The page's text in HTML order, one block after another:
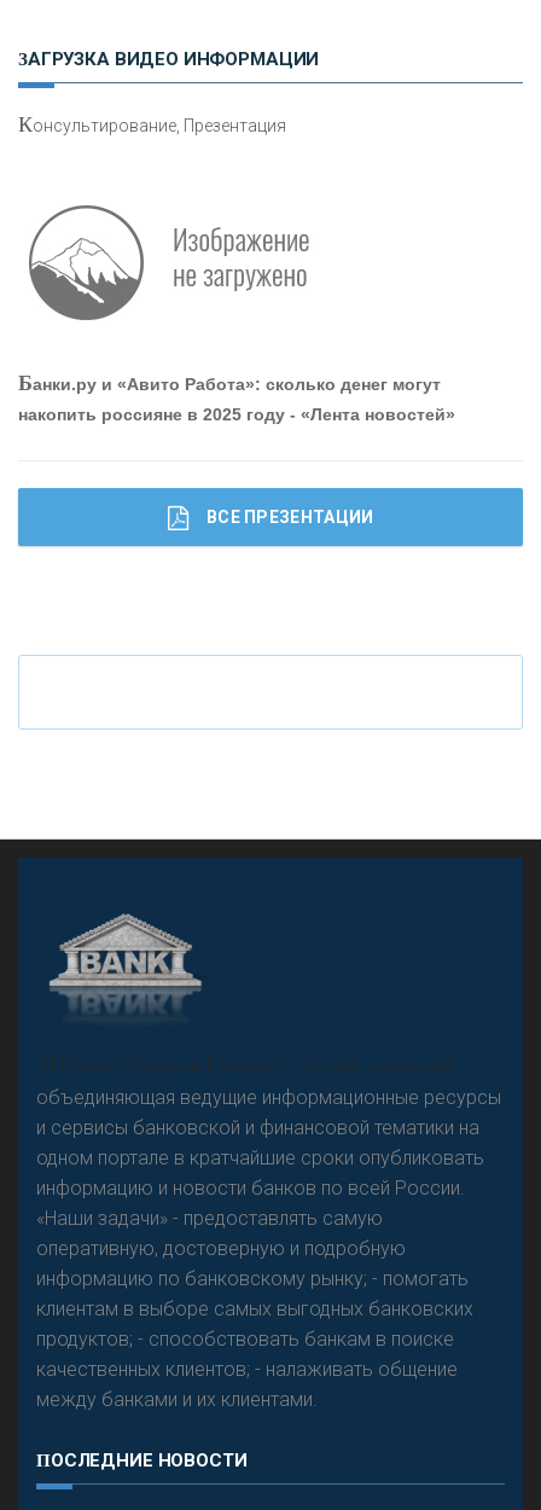
«ЗАПСИБКОМБАНК»
«РОСЕВРОБАНК»
«ПРЕСС-СЛУЖБА ВТБ24»
«АВТОГРАДБАНК»
ОНАС
ЗАГРУЗКА ВИДЕО ИНФОРМАЦИИ
Консультирование, Презентация
Банки.ру и «Авито Работа»: сколько денег могут
накопить россияне в 2025 году - «Лента новостей»
ВСЕ ПРЕЗЕНТАЦИИ
«Н
овости Банков России» – группа компаний,
объединяющая ведущие информационные ресурсы
и сервисы банковской и финансовой тематики на
одном портале в кратчайшие сроки опубликовать
информацию и новости банков по всей России.
«Наши задачи» - предоставлять самую
оперативную, достоверную и подробную
информацию по банковскому рынку; - помогать
клиентам в выборе самых выгодных банковских
продуктов; - способствовать банкам в поиске
качественных клиентов; - налаживать общение
между банками и их клиентами.
ПОСЛЕДНИЕ НОВОСТИ